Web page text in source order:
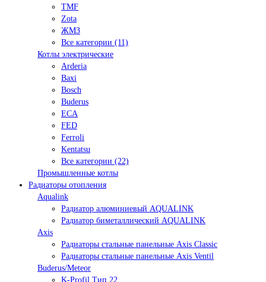
TMF
Zota
ЖМЗ
Все категории (11)
Котлы электрические
Arderia
Baxi
Bosch
Buderus
ECA
FED
Ferroli
Kentatsu
Все категории (22)
Промышленные котлы
Радиаторы отопления
Aqualink
Радиатор алюминиевый AQUALINK
Радиатор биметаллический AQUALINK
Axis
Радиаторы стальные панельные Axis Classic
Радиаторы стальные панельные Axis Ventil
Buderus/Meteor
K-Profil Тип 22